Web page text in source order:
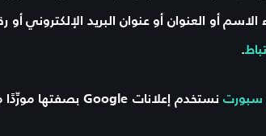
الاسم أو العنوان أو عنوان البريد
.
سبورتنستخدم إعلانات Google بصفتها مورِّدًا مالياً خارجياً ، ولذلك تستخدم شركة جوجل